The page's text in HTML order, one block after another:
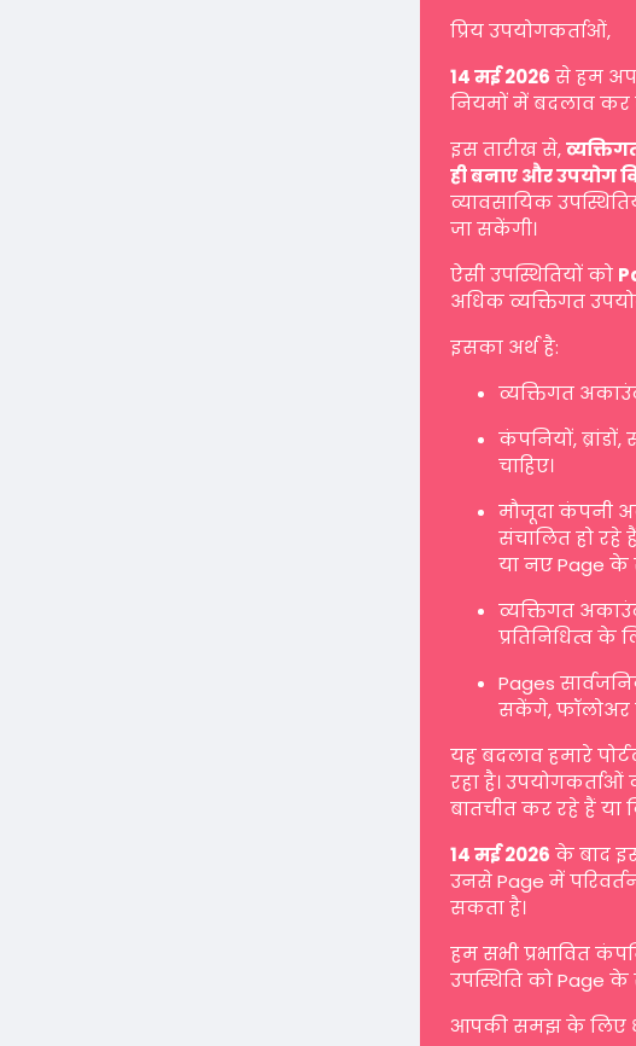
प्रिय उपयोगकर्ताओं,
14 मई 2026 से हम
नियमों में बदलाव कर
इस तारीख से,
ही बनाए और उपयोग
व्यावसायिक
जा सकेंगी।
ऐसी उपस्थितियों को
अधिक व्यक्तिगत
इसका अर्थ है:
व्यक्तिगत
कंपनियों,
चाहिए।
मौजूदा कंपनी
संचालित हो रहे
या नए Page के
व्यक्तिगत
प्रतिनिधित्व के
Pages
सकेंगे, फॉलोअर
यह बदलाव हमारे
रहा है।
बातचीत कर रहे हैं
14 मई 2026 के बाद
उनसे Page में
सकता है।
हम सभी प्रभावित
उपस्थिति को Page
आपकी समझ के लिए